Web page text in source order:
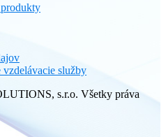
služby
s.r.o. Všetky práva